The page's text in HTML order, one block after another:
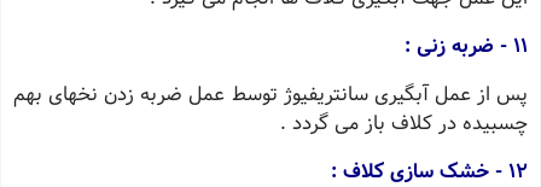
11 - ضربه زنی :
پس از عمل آبگیری سانتریفیوژ توسط عمل ضربه زدن نخهای بهم
چسبیده در کلاف باز می گردد .
12 - خشک سازی کلاف :